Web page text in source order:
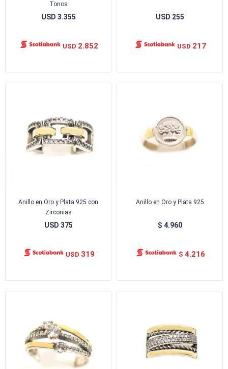
Tonos
USD 3.355
USD 2.852
USD 255
USD 217
Anillo en Oro y Plata 925 con
Zirconias
USD 375
USD 319
Anillo en Oro y Plata 925
$ 4.960
$ 4.216